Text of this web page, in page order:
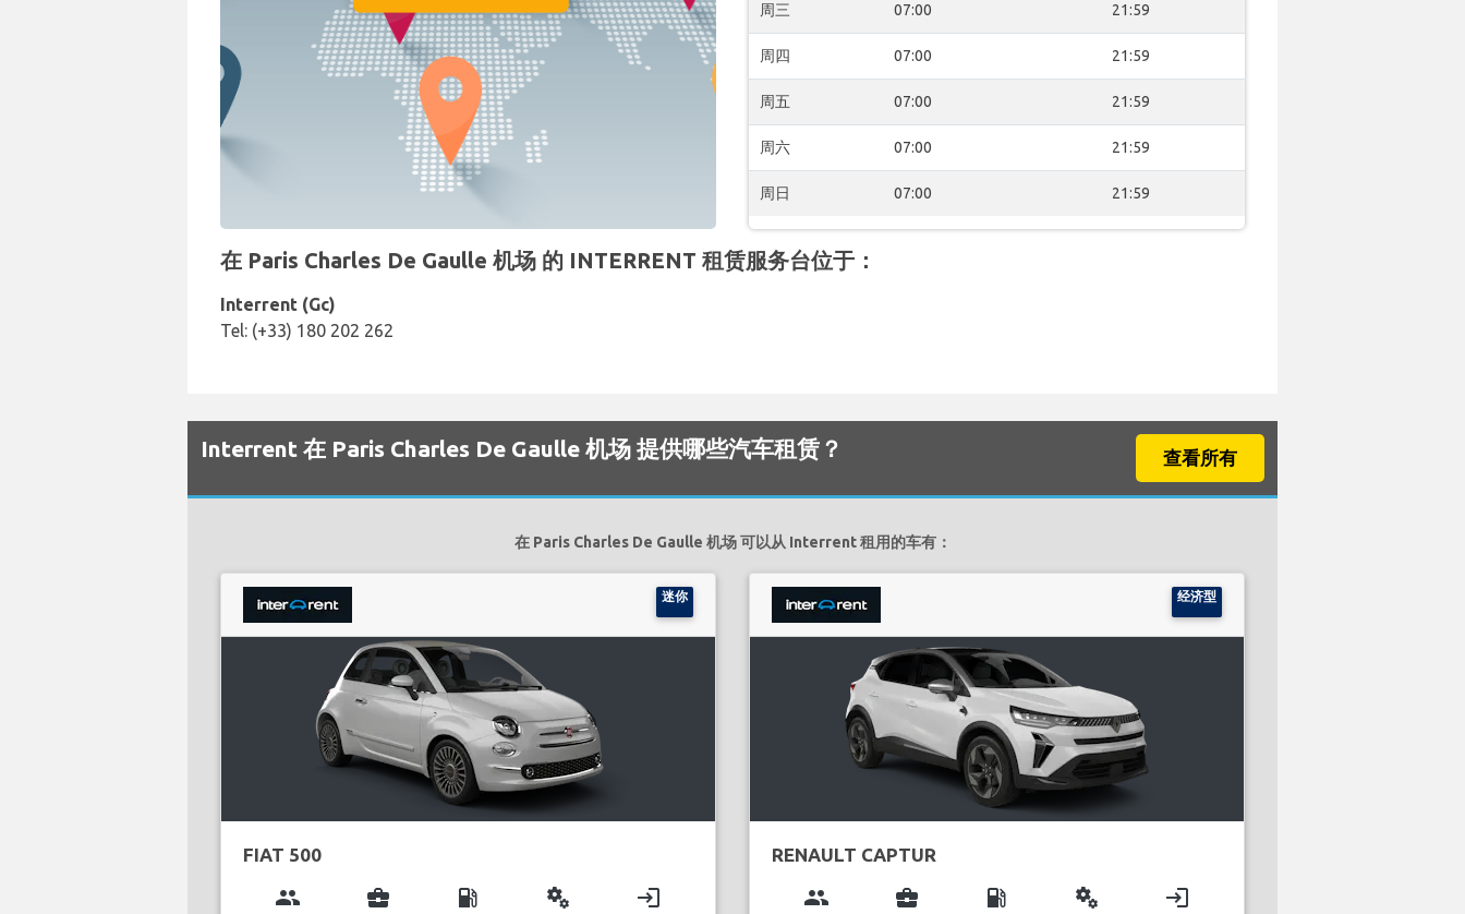
周三 07:00 21:59
周四 07:00 21:59
周五 07:00 21:59
周六 07:00 21:59
周日 07:00 21:59
在 Paris Charles De Gaulle 机场 的 INTERRENT 租赁服务台位于：
Interrent (Gc)
Tel: (+33) 180 202 262
Interrent 在 Paris Charles De Gaulle 机场 提供哪些汽车租赁？ 查看所有
在 Paris Charles De Gaulle 机场 可以从 Interrent 租用的车有：
迷你
FIAT 500
group business_center local_gas_station miscellaneous_services login
经济型
RENAULT CAPTUR
group business_center local_gas_station miscellaneous_services login